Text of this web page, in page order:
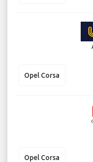
Opel Corsa
Opel Corsa